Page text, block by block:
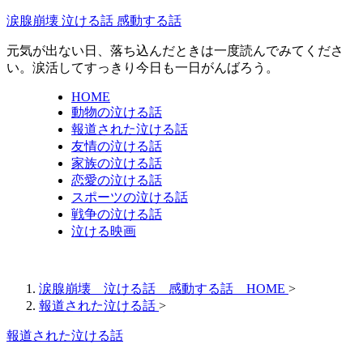
涙腺崩壊 泣ける話 感動する話
元気が出ない日、落ち込んだときは一度読んでみてくださ
い。涙活してすっきり今日も一日がんばろう。
HOME
動物の泣ける話
報道された泣ける話
友情の泣ける話
家族の泣ける話
恋愛の泣ける話
スポーツの泣ける話
戦争の泣ける話
泣ける映画
涙腺崩壊 泣ける話 感動する話 HOME >
報道された泣ける話 >
報道された泣ける話